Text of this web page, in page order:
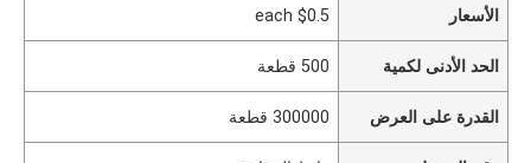
الأسعار $0.5 each
الحد الأدنى لكمية 500 قطعة
القدرة على العرض 300000 قطعة